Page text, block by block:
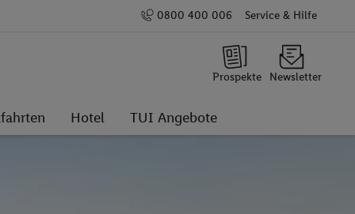
0800 400 006 Service & Hilfe
Prospekte Newsletter
Hotel TUI Angebote